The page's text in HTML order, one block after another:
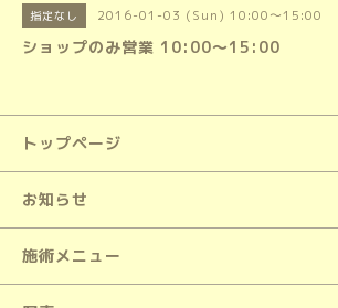
指定なし 2016-01-03 (Sun) 10:00～15:00
ショップのみ営業 10:00～15:00
トップページ
お知らせ
施術メニュー